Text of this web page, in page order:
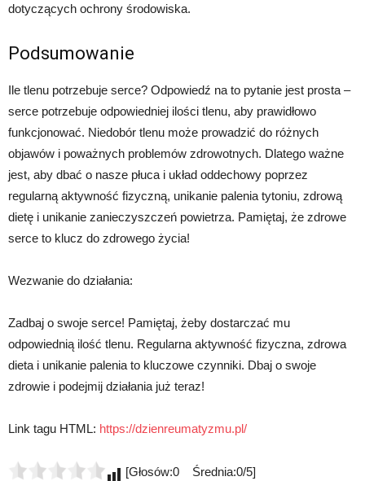
dotyczących ochrony środowiska.
Podsumowanie
Ile tlenu potrzebuje serce? Odpowiedź na to pytanie jest prosta –
serce potrzebuje odpowiedniej ilości tlenu, aby prawidłowo
funkcjonować. Niedobór tlenu może prowadzić do różnych
objawów i poważnych problemów zdrowotnych. Dlatego ważne
jest, aby dbać o nasze płuca i układ oddechowy poprzez
regularną aktywność fizyczną, unikanie palenia tytoniu, zdrową
dietę i unikanie zanieczyszczeń powietrza. Pamiętaj, że zdrowe
serce to klucz do zdrowego życia!
Wezwanie do działania:
Zadbaj o swoje serce! Pamiętaj, żeby dostarczać mu
odpowiednią ilość tlenu. Regularna aktywność fizyczna, zdrowa
dieta i unikanie palenia to kluczowe czynniki. Dbaj o swoje
zdrowie i podejmij działania już teraz!
Link tagu HTML: https://dzienreumatyzmu.pl/
[Głosów:0 Średnia:0/5]